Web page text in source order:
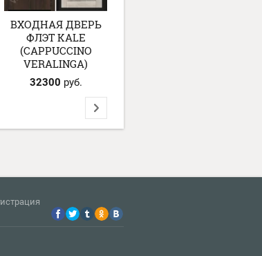
ВХОДНАЯ ДВЕРЬ
ФЛЭТ KALE
(CAPPUCCINO
VERALINGA)
32300 руб.